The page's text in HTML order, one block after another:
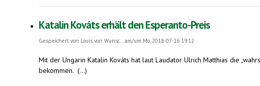
Katalin Kováts erhält den Esperanto-Preis
Gespeichert von Louis von Wunsc... am/um Mo, 2018-07-16 19:12
Mit der Ungarin Katalin Kováts hat laut Laudator Ulrich Matthias die
bekommen. (...)